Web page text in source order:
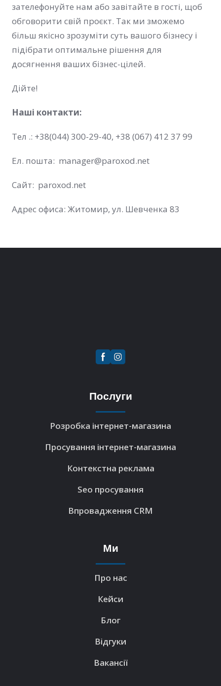
зателефонуйте нам або завітайте в гості, щоб
обговорити свій проєкт. Так ми зможемо
більш якісно зрозуміти суть вашого бізнесу і
підібрати оптимальне рішення для
досягнення ваших бізнес-цілей.
Дійте!
Наші контакти:
Тел .: +38(044) 300-29-40, +38 (067) 412 37 99
Ел. пошта: manager@paroxod.net
Сайт: paroxod.net
Адрес офиса: Житомир, ул. Шевченка 83
Послуги
Розробка інтернет-магазина
Просування інтернет-магазина
Контекстна реклама
Seo просування
Впровадження CRM
Ми
Про нас
Кейси
Блог
Відгуки
Вакансії